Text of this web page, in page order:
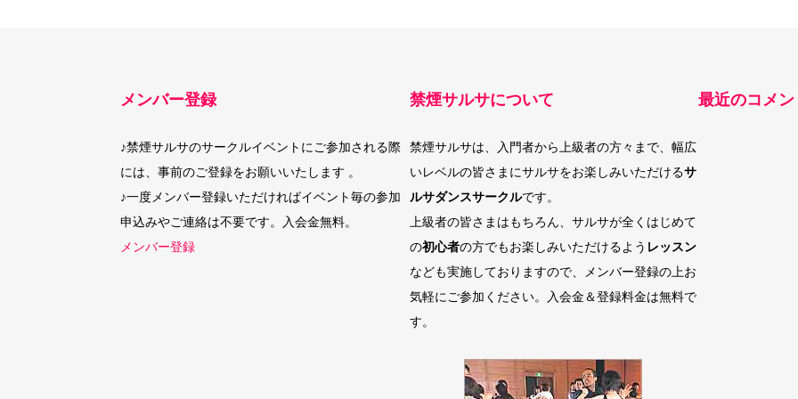
メンバー登録
♪禁煙サルサのサークルイベントにご参加される際
には、事前のご登録をお願いいたします 。
♪一度メンバー登録いただければイベント毎の参加
申込みやご連絡は不要です。入会金無料。
メンバー登録
禁煙サルサについて
禁煙サルサは、入門者から上級者の方々まで、幅広
いレベルの皆さまにサルサをお楽しみいただけるサ
ルサダンスサークルです。
上級者の皆さまはもちろん、サルサが全くはじめて
の初心者の方でもお楽しみいただけるよう レッスン
なども実施しておりますので、メンバー登録の上お
気軽にご参加ください。入会金＆登録料金は無料で
す。
最近のコメン